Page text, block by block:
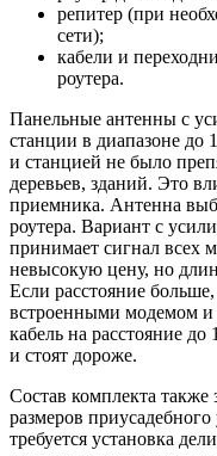
репитер (при
сети);
кабели и
роутера.
Панельные антенны с
станции в диапазоне
и станцией не было
деревьев, зданий. Это
приемника. Антенна
роутера. Вариант с
принимает сигнал всех
невысокую цену, но
Если расстояние
встроенными модемом
кабель на расстояние
и стоят дороже.
Состав комплекта
размеров
требуется установка